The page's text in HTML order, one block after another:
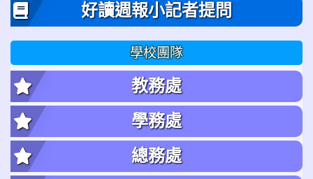
好讀週報小記者提問
學校團隊
教務處
學務處
總務處